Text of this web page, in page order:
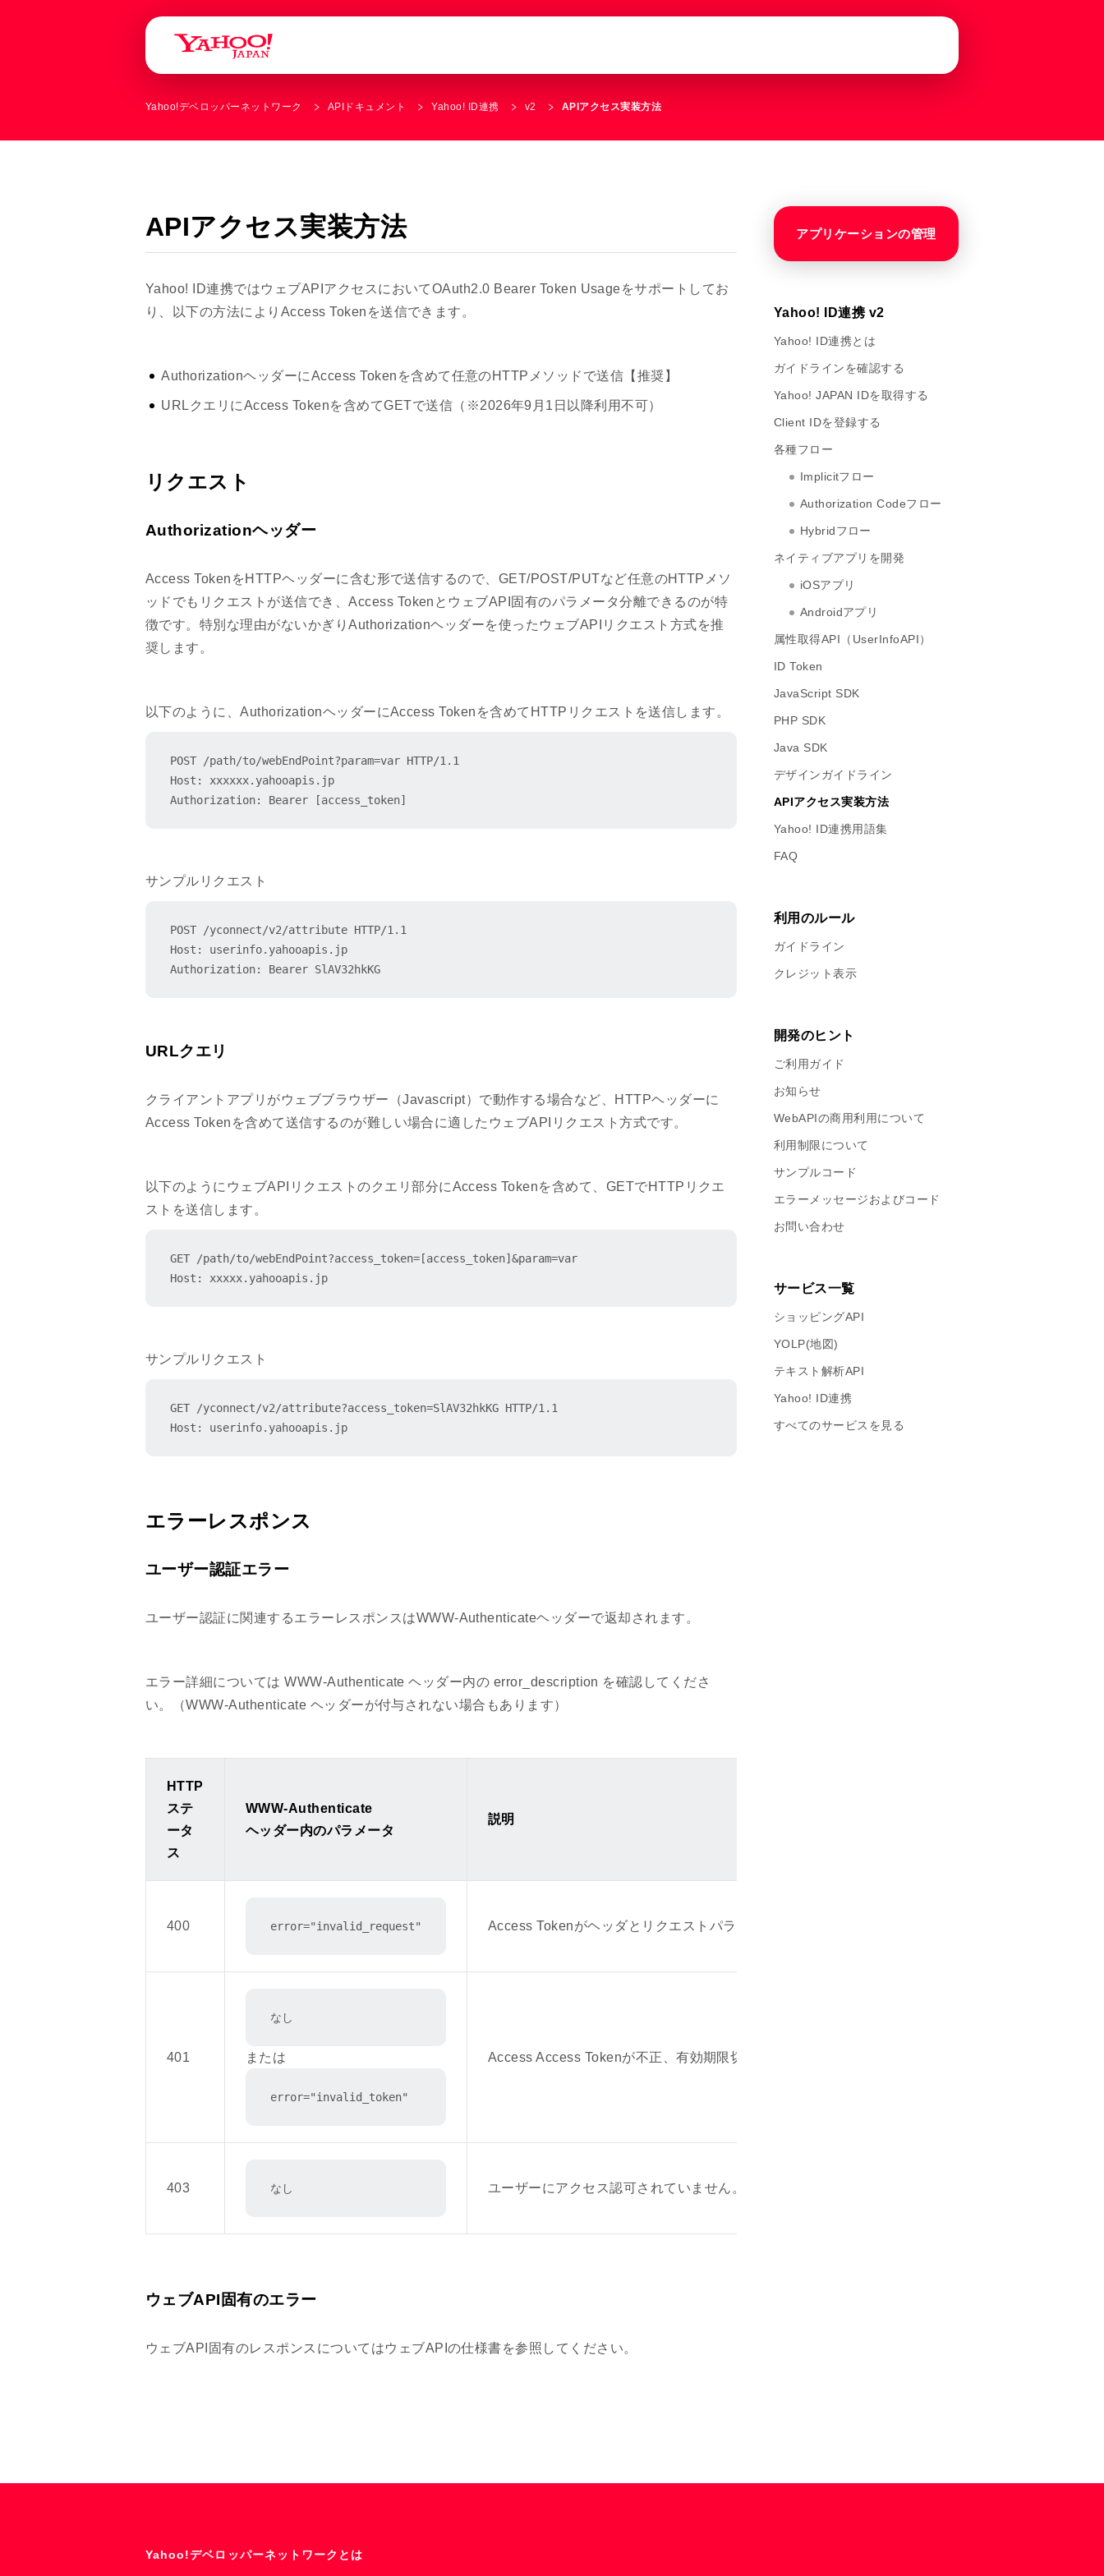
Yahoo!デベロッパーネットワーク APIドキュメント Yahoo! ID連携 v2 APIアクセス実装方法
APIアクセス実装方法
Yahoo! ID連携ではウェブAPIアクセスにおいてOAuth2.0 Bearer Token Usageをサポートしてお
り、以下の方法によりAccess Tokenを送信できます。
AuthorizationヘッダーにAccess Tokenを含めて任意のHTTPメソッドで送信【推奨】
URLクエリにAccess Tokenを含めてGETで送信（※2026年9月1日以降利用不可）
リクエスト
Authorizationヘッダー
Access TokenをHTTPヘッダーに含む形で送信するので、GET/POST/PUTなど任意のHTTPメソ
ッドでもリクエストが送信でき、Access TokenとウェブAPI固有のパラメータ分離できるのが特
徴です。特別な理由がないかぎりAuthorizationヘッダーを使ったウェブAPIリクエスト方式を推
奨します。
以下のように、AuthorizationヘッダーにAccess Tokenを含めてHTTPリクエストを送信します。
POST /path/to/webEndPoint?param=var HTTP/1.1
Host: xxxxxx.yahooapis.jp
Authorization: Bearer [access_token]
サンプルリクエスト
POST /yconnect/v2/attribute HTTP/1.1
Host: userinfo.yahooapis.jp
Authorization: Bearer SlAV32hkKG
URLクエリ
クライアントアプリがウェブブラウザー（Javascript）で動作する場合など、HTTPヘッダーに
Access Tokenを含めて送信するのが難しい場合に適したウェブAPIリクエスト方式です。
以下のようにウェブAPIリクエストのクエリ部分にAccess Tokenを含めて、GETでHTTPリクエ
ストを送信します。
GET /path/to/webEndPoint?access_token=[access_token]&param=var
Host: xxxxx.yahooapis.jp
サンプルリクエスト
GET /yconnect/v2/attribute?access_token=SlAV32hkKG HTTP/1.1
Host: userinfo.yahooapis.jp
エラーレスポンス
ユーザー認証エラー
ユーザー認証に関連するエラーレスポンスはWWW-Authenticateヘッダーで返却されます。
エラー詳細については WWW-Authenticate ヘッダー内の error_description を確認してくださ
い。（WWW-Authenticate ヘッダーが付与されない場合もあります）
HTTP
ステ
ータ
ス
WWW-Authenticate
ヘッダー内のパラメータ
説明
400 error="invalid_request" Access Tokenがヘッダとリクエストパラメータの両方に含まれており競合しています。
401
なし
または
error="invalid_token"
Access Access Tokenが不正、有効期限切れ、または無効です。
403 なし ユーザーにアクセス認可されていません。スコープ外のWeb APIへのアクセスです。
ウェブAPI固有のエラー
ウェブAPI固有のレスポンスについてはウェブAPIの仕様書を参照してください。
アプリケーションの管理
Yahoo! ID連携 v2
Yahoo! ID連携とは
ガイドラインを確認する
Yahoo! JAPAN IDを取得する
Client IDを登録する
各種フロー
Implicitフロー
Authorization Codeフロー
Hybridフロー
ネイティブアプリを開発
iOSアプリ
Androidアプリ
属性取得API（UserInfoAPI）
ID Token
JavaScript SDK
PHP SDK
Java SDK
デザインガイドライン
APIアクセス実装方法
Yahoo! ID連携用語集
FAQ
利用のルール
ガイドライン
クレジット表示
開発のヒント
ご利用ガイド
お知らせ
WebAPIの商用利用について
利用制限について
サンプルコード
エラーメッセージおよびコード
お問い合わせ
サービス一覧
ショッピングAPI
YOLP(地図)
テキスト解析API
Yahoo! ID連携
すべてのサービスを見る
Yahoo!デベロッパーネットワークとは